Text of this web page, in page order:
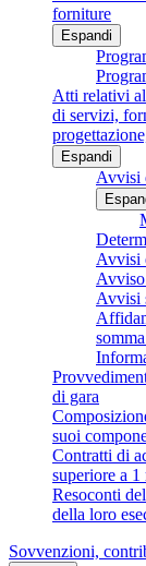
forniture
Espandi
Atti relativi
di servizi,
Espandi
Avvisi
Avvisi
Avvisi
di gara
suoi
Contratti di
superiore a
Resoconti
della loro
Sovvenzioni,